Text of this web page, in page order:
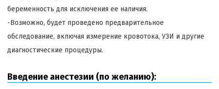
беременность для исключения ее наличия.
-Возможно, будет проведено предварительное
обследование, включая измерение кровотока, УЗИ и другие
диагностические процедуры.
Введение анестезии (по желанию):